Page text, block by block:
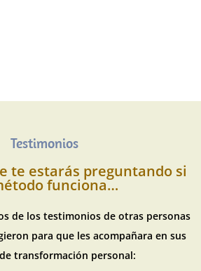
Testimonios
te estarás preguntando si
funciona…
de los testimonios de otras personas
para que les acompañara en sus
transformación personal: